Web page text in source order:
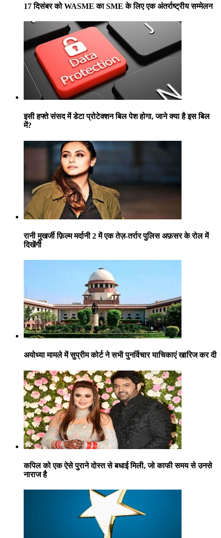
17 दिसंबर को WASME का SME के लिए एक अंतर्राष्ट्रीय सम्मेलन
इसी हफ्ते संसद में डेटा प्रोटेक्शन बिल पेश होगा, जाने क्या है इस बिल
में?
रानी मुखर्जी फ़िल्म मर्दानी 2 में एक तेज़-तर्रार पुलिस अफ़सर के रोल में
दिखेंगी
अयोध्या मामले में सुप्रीम कोर्ट ने सभी पुनर्विचार याचिकाएं खारिज कर दी
कपिल को एक ऐसे पुराने दोस्त से बधाई मिली, जो काफी समय से उनसे
नाराज है